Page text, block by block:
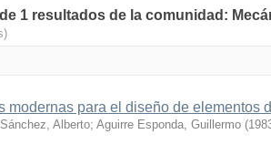
1 resultados de la comunidad:
modernas para el diseño de elementos
Alberto; Aguirre Esponda, Guillermo (